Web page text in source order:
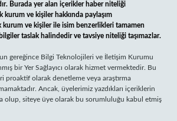
Burada yer alan içerikler haber niteliği
kurum ve kişiler hakkında paylaşım
kurum ve kişiler ile isim benzerlikleri tamamen
taslak halindedir ve tavsiye niteliği taşımazlar.
gereğince Bilgi Teknolojileri ve İletişim Kurumu
bir Yer Sağlayıcı olarak hizmet vermektedir. Bu
proaktif olarak denetleme veya araştırma
Ancak, üyelerimiz yazdıkları içeriklerin
olup, siteye üye olarak bu sorumluluğu kabul etmiş